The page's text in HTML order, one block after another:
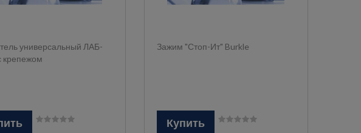
универсальный ЛАБ-
крепежом
Зажим "Стоп-Ит" Burkle
Купить